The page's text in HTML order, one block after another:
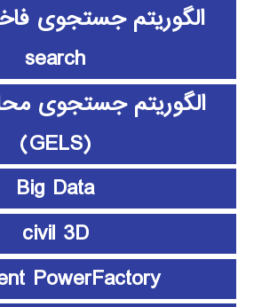
search
الگوریتم جستجوی
(GELS)
Big Data
civil 3D
PowerFactory